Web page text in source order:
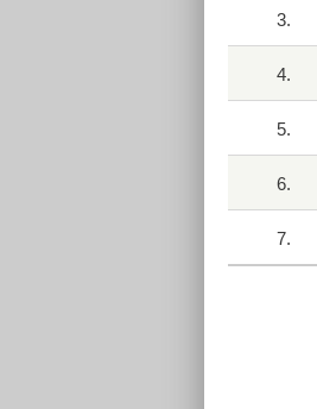
3.
4.
5.
6.
7.